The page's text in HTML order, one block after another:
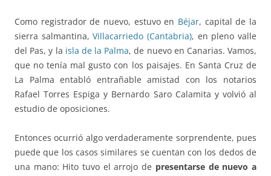
Como registrador de nuevo, estuvo en Béjar, capital de la
sierra salmantina,Villacarriedo (Cantabria), en pleno valle
del Pas, y la isla de la Palma, de nuevo en Canarias. Vamos,
que no tenía mal gusto con los paisajes. En Santa Cruz de
La Palma entabló entrañable amistad con los notarios
Rafael Torres Espiga y Bernardo Saro Calamita y volvió al
estudio de oposiciones.
Entonces ocurrió algo verdaderamente sorprendente, pues
puede que los casos similares se cuentan con los dedos de
una mano: Hito tuvo el arrojo de presentarse de nuevo a